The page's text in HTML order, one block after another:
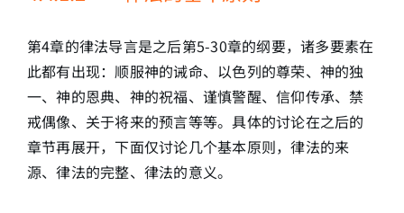
第4章的律法导言是之后第5-30章的纲要，诸多要素在
此都有出现：顺服神的诫命、以色列的尊荣、神的独
一、神的恩典、神的祝福、谨慎警醒、信仰传承、禁
戒偶像、关于将来的预言等等。具体的讨论在之后的
章节再展开，下面仅讨论几个基本原则，律法的来
源、律法的完整、律法的意义。